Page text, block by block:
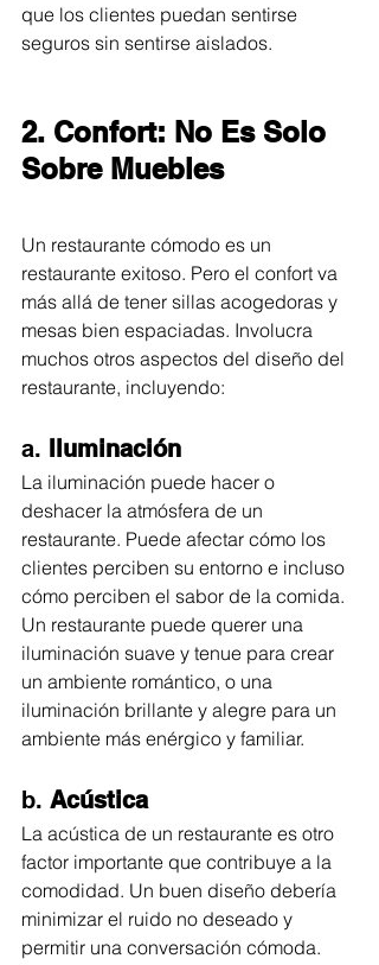
que los clientes puedan sentirse
seguros sin sentirse aislados.
2. Confort: No Es Solo
Sobre Muebles
Un restaurante cómodo es un
restaurante exitoso. Pero el confort va
más allá de tener sillas acogedoras y
mesas bien espaciadas. Involucra
muchos otros aspectos del diseño del
restaurante, incluyendo:
a. Iluminación
La iluminación puede hacer o
deshacer la atmósfera de un
restaurante. Puede afectar cómo los
clientes perciben su entorno e incluso
cómo perciben el sabor de la comida.
Un restaurante puede querer una
iluminación suave y tenue para crear
un ambiente romántico, o una
iluminación brillante y alegre para un
ambiente más enérgico y familiar.
b. Acústica
La acústica de un restaurante es otro
factor importante que contribuye a la
comodidad. Un buen diseño debería
minimizar el ruido no deseado y
permitir una conversación cómoda.